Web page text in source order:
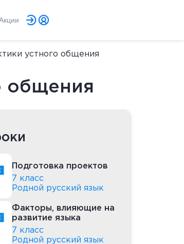
устного общения
общения
Подготовка проектов
7 класс
Родной русский язык
Факторы, влияющие на
развитие языка
7 класс
Родной русский язык